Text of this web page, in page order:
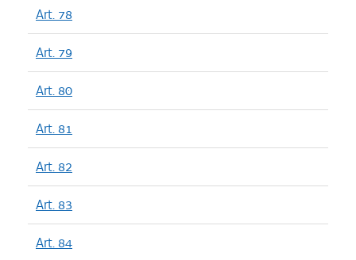
Art. 78
Art. 79
Art. 80
Art. 81
Art. 82
Art. 83
Art. 84